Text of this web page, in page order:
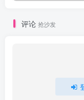
评论 抢沙发